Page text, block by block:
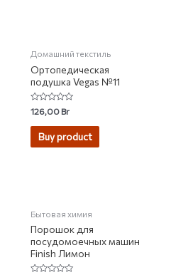
Домашний текстиль
Ортопедическая
подушка Vegas №11
Rated
0
out
126,00Br
Buy product
Бытовая химия
Порошок для
посудомоечных машин
Finish Лимон